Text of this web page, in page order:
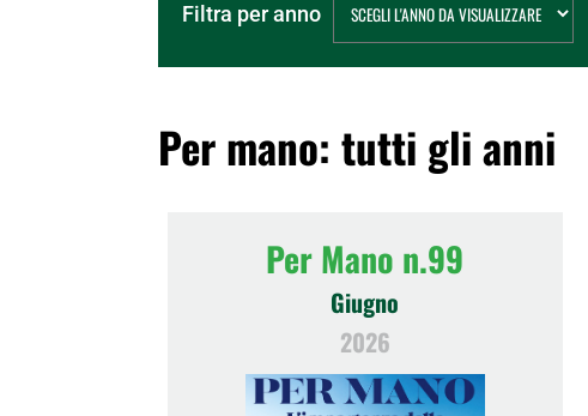
Filtra per anno
Per mano: tutti gli anni
Per Mano n.99
Giugno
2026